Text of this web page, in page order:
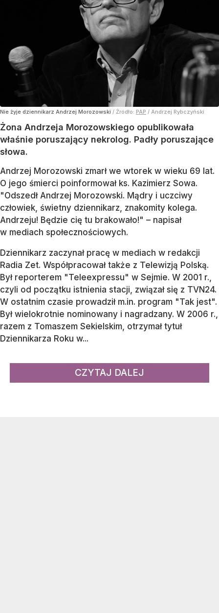
Nie żyje dziennikarz Andrzej Morozowski / Źródło: PAP / Andrzej Rybczyński
Żona Andrzeja Morozowskiego opublikowała
właśnie poruszający nekrolog. Padły poruszające
słowa.
Andrzej Morozowski zmarł we wtorek w wieku 69 lat.
O jego śmierci poinformował ks. Kazimierz Sowa.
"Odszedł Andrzej Morozowski. Mądry i uczciwy
człowiek, świetny dziennikarz, znakomity kolega.
Andrzeju! Będzie cię tu brakowało!" – napisał
w mediach społecznościowych.
Dziennikarz zaczynał pracę w mediach w redakcji
Radia Zet. Współpracował także z Telewizją Polską.
Był reporterem "Teleexpressu" w Sejmie. W 2001 r.,
czyli od początku istnienia stacji, związał się z TVN24.
W ostatnim czasie prowadził m.in. program "Tak jest".
Był wielokrotnie nominowany i nagradzany. W 2006 r.,
razem z Tomaszem Sekielskim, otrzymał tytuł
Dziennikarza Roku w...
CZYTAJ DALEJ